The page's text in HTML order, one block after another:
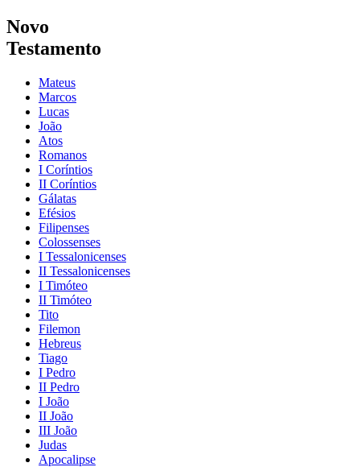
Novo
Testamento
Mateus
Marcos
Lucas
João
Atos
Romanos
I Coríntios
II Coríntios
Gálatas
Efésios
Filipenses
Colossenses
I Tessalonicenses
II Tessalonicenses
I Timóteo
II Timóteo
Tito
Filemon
Hebreus
Tiago
I Pedro
II Pedro
I João
II João
III João
Judas
Apocalipse